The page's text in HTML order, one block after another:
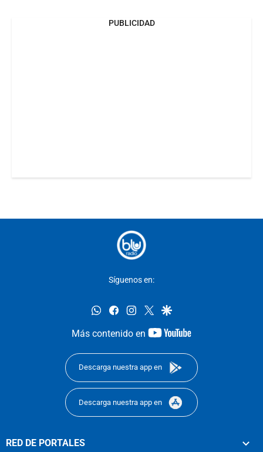
PUBLICIDAD
Síguenos en:
whatsappfacebookinstagram
twittergoogle
Más contenido en
youtube-
Descarga nuestra app en
Descarga nuestra app en
RED DE PORTALES